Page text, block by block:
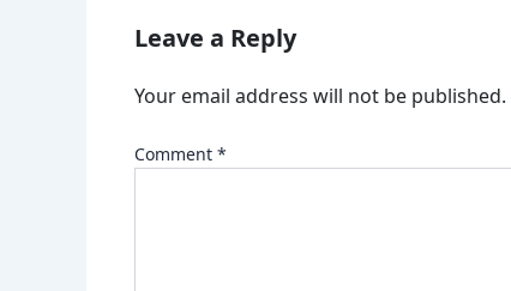
Leave a Reply
Your email address will not be published.
Comment *